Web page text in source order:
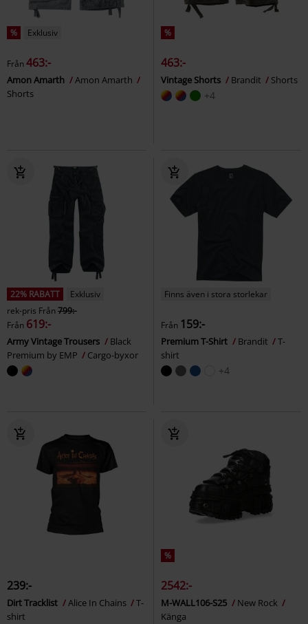
% Exklusiv
Från463:-
Amon Amarth
Amon Amarth
Shorts
%
463:-
Vintage Shorts Brandit Shorts
+4
22% RABATT
Exklusiv
rek-pris Från799:-
Från 619:-
Army Vintage Trousers
Black
Premium by EMP
Cargo-byxor
Finns även i stora storlekar
Från 159:-
Premium T-Shirt Brandit
T-
shirt
+4
239:-
Dirt Tracklist Alice In Chains
T-
shirt
%
2542:-
M-WALL106-S25
New Rock
Känga